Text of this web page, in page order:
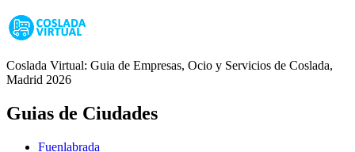
Coslada Virtual: Guia de Empresas, Ocio y Servicios de Coslada,
Madrid 2026
Guias de Ciudades
Fuenlabrada